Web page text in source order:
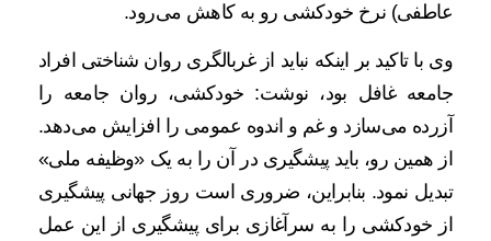
عاطفی) نرخ خودکشی رو به کاهش می‌رود.
وی با تاکید بر اینکه نباید از غربالگری روان شناختی افراد
جامعه غافل بود، نوشت: خودکشی، روان جامعه را
آزرده می‌سازد و غم و اندوه عمومی را افزایش می‌دهد.
از همین رو، باید پیشگیری در آن را به یک «وظیفه ملی»
تبدیل نمود. بنابراین، ضروری است روز جهانی پیشگیری
از خودکشی را به سرآغازی برای پیشگیری از این عمل